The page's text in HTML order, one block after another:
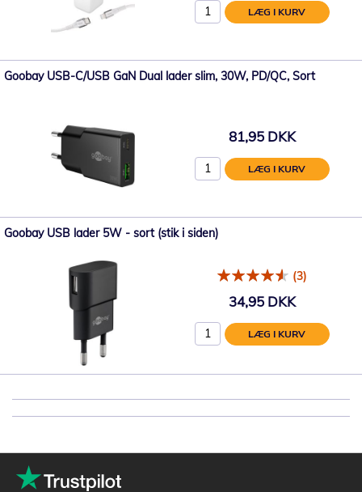
LÆG I KURV
Goobay USB-C/USB GaN Dual lader slim, 30W, PD/QC, Sort
81,95 DKK
LÆG I KURV
Goobay USB lader 5W - sort (stik i siden)
(3)
34,95 DKK
LÆG I KURV